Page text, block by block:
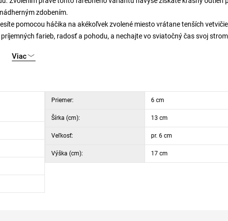
zdobením.
pomocou háčika na akékoľvek zvolené miesto vrátane tenších
farieb, radosť a pohodu, a nechajte vo sviatočný čas svoj
Viac
Priemer: 6 cm
Šírka (cm): 13 cm
Veľkosť: pr. 6 cm
Výška (cm): 17 cm